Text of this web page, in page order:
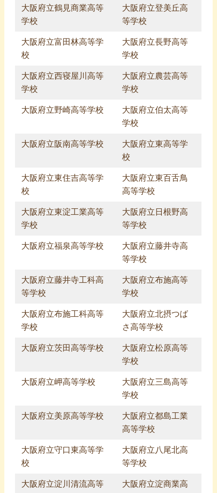
大阪府立鶴見商業高等
学校
大阪府立登美丘高
等学校
大阪府立富田林高等学
校
大阪府立長野高等
学校
大阪府立西寝屋川高等
学校
大阪府立農芸高等
学校
大阪府立野崎高等学校
大阪府立伯太高等
学校
大阪府立阪南高等学校
大阪府立東高等学
校
大阪府立東住吉高等学
校
大阪府立東百舌鳥
高等学校
大阪府立東淀工業高等
学校
大阪府立日根野高
等学校
大阪府立福泉高等学校
大阪府立藤井寺高
等学校
大阪府立藤井寺工科高
等学校
大阪府立布施高等
学校
大阪府立布施工科高等
学校
大阪府立北摂つば
さ高等学校
大阪府立茨田高等学校
大阪府立松原高等
学校
大阪府立岬高等学校
大阪府立三島高等
学校
大阪府立美原高等学校
大阪府立都島工業
高等学校
大阪府立守口東高等学
校
大阪府立八尾北高
等学校
大阪府立淀川清流高等
大阪府立淀商業高